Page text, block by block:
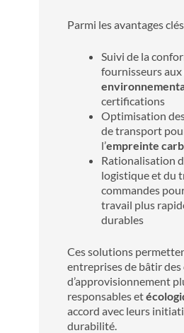
Parmi les avantages
Suivi de la
fournisseurs aux
certifications
Optimisation
de transport
l’empreinte
Rationalisation
logistique et du
commandes
travail plus
durables
Ces solutions
entreprises de bâtir des
d’approvisionnement
responsables et
accord avec leurs
durabilité.